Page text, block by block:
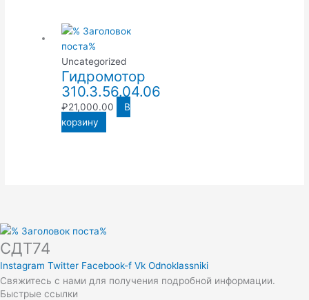
Uncategorized
Гидромотор
310.3.56.04.06
₽21,000.00
В
корзину
СДТ74
Instagram Twitter Facebook-f Vk Odnoklassniki
Свяжитесь с нами для получения подробной информации.
Быстрые ссылки